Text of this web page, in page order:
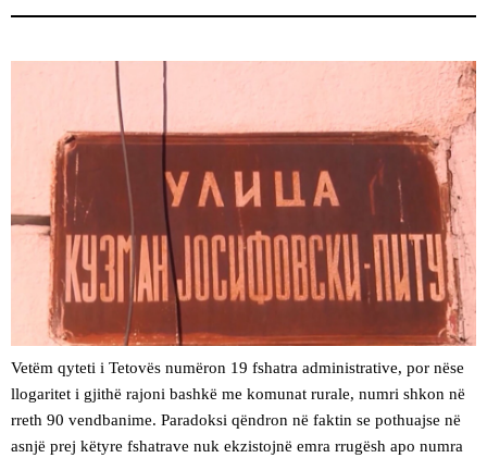
Vetëm qyteti i Tetovës numëron 19 fshatra administrative, por nëse
llogaritet i gjithë rajoni bashkë me komunat rurale, numri shkon në
rreth 90 vendbanime. Paradoksi qëndron në faktin se pothuajse në
asnjë prej këtyre fshatrave nuk ekzistojnë emra rrugësh apo numra